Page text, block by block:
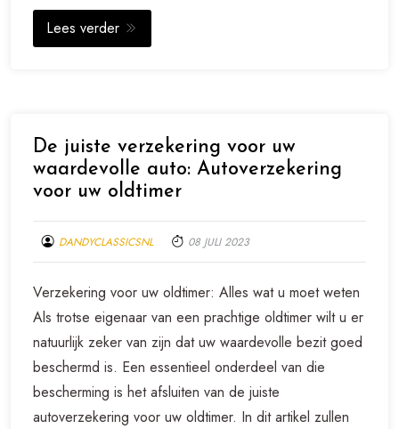
Lees verder
De juiste verzekering voor uw
waardevolle auto: Autoverzekering
voor uw oldtimer
DANDYCLASSICSNL 08 JULI 2023
Verzekering voor uw oldtimer: Alles wat u moet weten
Als trotse eigenaar van een prachtige oldtimer wilt u er
natuurlijk zeker van zijn dat uw waardevolle bezit goed
beschermd is. Een essentieel onderdeel van die
bescherming is het afsluiten van de juiste
autoverzekering voor uw oldtimer. In dit artikel zullen